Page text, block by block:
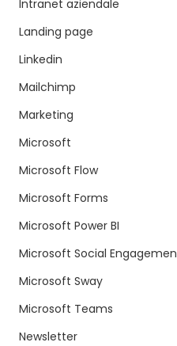
Intranet aziendale
Landing page
Linkedin
Mailchimp
Marketing
Microsoft
Microsoft Flow
Microsoft Forms
Microsoft Power BI
Microsoft Social Engagemen
Microsoft Sway
Microsoft Teams
Newsletter